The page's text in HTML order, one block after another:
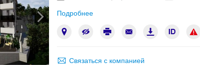
Подробнее
Связаться с компанией